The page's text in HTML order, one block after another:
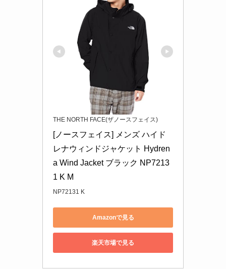
THE NORTH FACE(ザノースフェイス)
[ノースフェイス] メンズ ハイド
レナウィンドジャケット Hydren
a Wind Jacket ブラック NP7213
1 K M
NP72131 K
Amazonで見る
楽天市場で見る